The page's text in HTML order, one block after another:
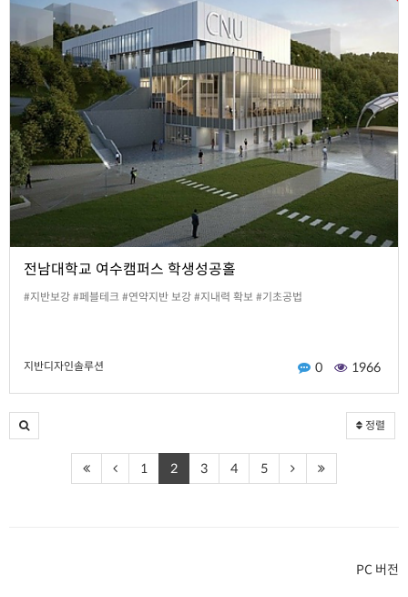
전남대학교 여수캠퍼스 학생성공홀
#지반보강 #페블테크 #연약지반 보강 #지내력 확보 #기초공법
지반디자인솔루션 0 1966
정렬
1 2 3 4 5
PC 버전